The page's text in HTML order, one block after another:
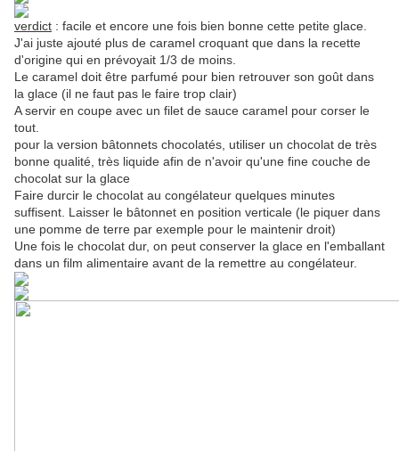
verdict : facile et encore une fois bien bonne cette petite glace.
J'ai juste ajouté plus de caramel croquant que dans la recette
d'origine qui en prévoyait 1/3 de moins.
Le caramel doit être parfumé pour bien retrouver son goût dans
la glace (il ne faut pas le faire trop clair)
A servir en coupe avec un filet de sauce caramel pour corser le
tout.
pour la version bâtonnets chocolatés, utiliser un chocolat de très
bonne qualité, très liquide afin de n'avoir qu'une fine couche de
chocolat sur la glace
Faire durcir le chocolat au congélateur quelques minutes
suffisent. Laisser le bâtonnet en position verticale (le piquer dans
une pomme de terre par exemple pour le maintenir droit)
Une fois le chocolat dur, on peut conserver la glace en l'emballant
dans un film alimentaire avant de la remettre au congélateur.